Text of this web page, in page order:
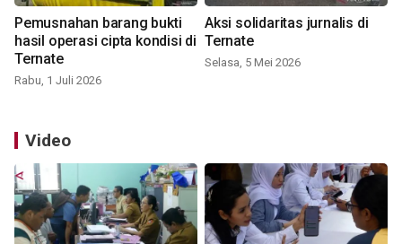
Pemusnahan barang bukti
hasil operasi cipta kondisi di
Ternate
Rabu, 1 Juli 2026
Aksi solidaritas jurnalis di
Ternate
Selasa, 5 Mei 2026
Video